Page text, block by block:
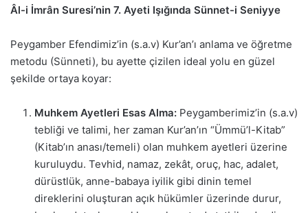
Âl-i İmrân Suresi’nin 7. Ayeti Işığında Sünnet-i Seniyye
Peygamber Efendimiz’in (s.a.v) Kur’an’ı anlama ve öğretme
metodu (Sünneti), bu ayette çizilen ideal yolu en güzel
şekilde ortaya koyar:
Muhkem Ayetleri Esas Alma: Peygamberimiz’in (s.a.v)
tebliği ve talimi, her zaman Kur’an’ın “Ümmü’l-Kitab”
(Kitab’ın anası/temeli) olan muhkem ayetleri üzerine
kuruluydu. Tevhid, namaz, zekât, oruç, hac, adalet,
dürüstlük, anne-babaya iyilik gibi dinin temel
direklerini oluşturan açık hükümler üzerinde durur,